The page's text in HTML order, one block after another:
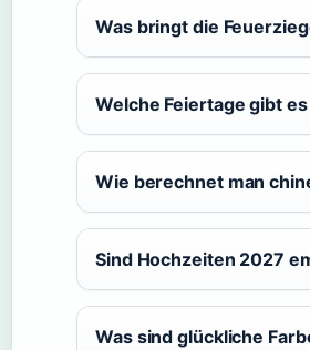
Was bringt die
Welche Feiertage gibt
Wie berechnet man
Sind Hochzeiten 2027
Was sind glückliche